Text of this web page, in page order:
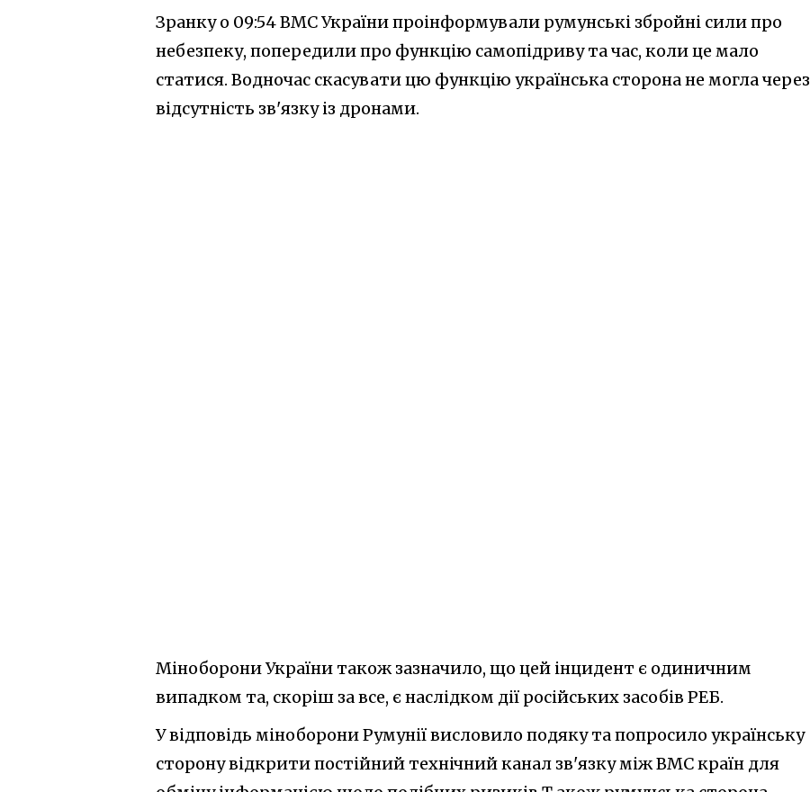
Зранку о 09:54 ВМС України проінформували румунські збройні сили про
небезпеку, попередили про функцію самопідриву та час, коли це мало
статися. Водночас скасувати цю функцію українська сторона не могла через
відсутність зв'язку із дронами.
Міноборони України також зазначило, що цей інцидент є одиничним
випадком та, скоріш за все, є наслідком дії російських засобів РЕБ.
У відповідь міноборони Румунії висловило подяку та попросило українську
сторону відкрити постійний технічний канал зв'язку між ВМС країн для